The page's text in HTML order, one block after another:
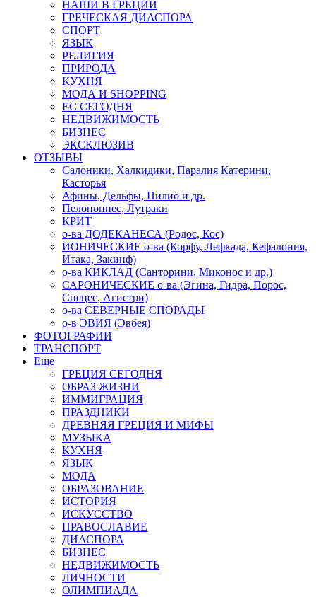
НАШИ В ГРЕЦИИ
ГРЕЧЕСКАЯ ДИАСПОРА
СПОРТ
ЯЗЫК
РЕЛИГИЯ
ПРИРОДА
КУХНЯ
МОДА И SHOPPING
ЕС СЕГОДНЯ
НЕДВИЖИМОСТЬ
БИЗНЕС
ЭКСКЛЮЗИВ
ОТЗЫВЫ
Салоники, Халкидики, Паралия Катерини,
Касторья
Афины, Дельфы, Пилио и др.
Пелопоннес, Лутраки
КРИТ
о-ва ДОДЕКАНЕСА (Родос, Кос)
ИОНИЧЕСКИЕ о-ва (Корфу, Лефкада, Кефалония,
Итака, Закинф)
о-ва КИКЛАД (Санторини, Миконос и др.)
САРОНИЧЕСКИЕ о-ва (Эгина, Гидра, Порос,
Спецес, Агистри)
о-ва СЕВЕРНЫЕ СПОРАДЫ
о-в ЭВИЯ (Эвбея)
ФОТОГРАФИИ
ТРАНСПОРТ
Еще
ГРЕЦИЯ СЕГОДНЯ
ОБРАЗ ЖИЗНИ
ИММИГРАЦИЯ
ПРАЗДНИКИ
ДРЕВНЯЯ ГРЕЦИЯ И МИФЫ
МУЗЫКА
КУХНЯ
ЯЗЫК
МОДА
ОБРАЗОВАНИЕ
ИСТОРИЯ
ИСКУССТВО
ПРАВОСЛАВИЕ
ДИАСПОРА
БИЗНЕС
НЕДВИЖИМОСТЬ
ЛИЧНОСТИ
ОЛИМПИАДА